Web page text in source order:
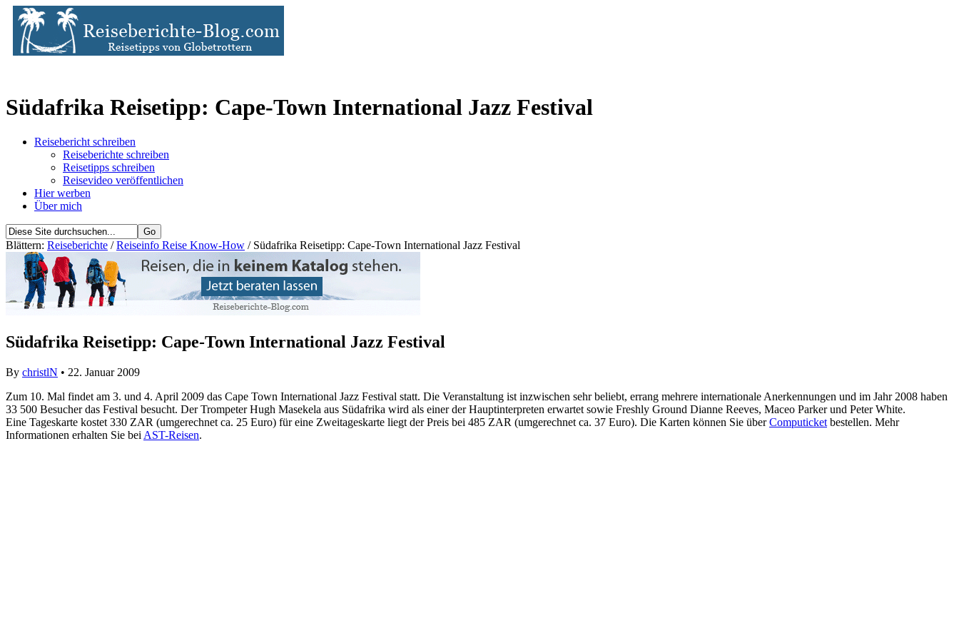
Südafrika Reisetipp: Cape-Town International Jazz Festival
Reisebericht schreiben
Reiseberichte schreiben
Reisetipps schreiben
Reisevideo veröffentlichen
Hier werben
Über mich
Blättern: Reiseberichte /Reiseinfo Reise Know-How / Südafrika Reisetipp: Cape-Town International Jazz Festival
Südafrika Reisetipp: Cape-Town International Jazz Festival
By christlN • 22. Januar 2009
Zum 10. Mal findet am 3. und 4. April 2009 das Cape Town International Jazz Festival statt. Die Veranstaltung ist inzwischen sehr beliebt, errang mehrere internationale Anerkennungen und im Jahr 2008 haben
33 500 Besucher das Festival besucht. Der Trompeter Hugh Masekela aus Südafrika wird als einer der Hauptinterpreten erwartet sowie Freshly Ground Dianne Reeves, Maceo Parker und Peter White.
Eine Tageskarte kostet 330 ZAR (umgerechnet ca. 25 Euro) für eine Zweitageskarte liegt der Preis bei 485 ZAR (umgerechnet ca. 37 Euro). Die Karten können Sie überComputicket bestellen. Mehr
Informationen erhalten Sie bei AST-Reisen.